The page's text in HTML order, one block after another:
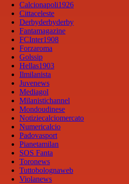
Calcionapoli1926
Cittaceleste
Derbyderbyderby
Fantamagazine
FCInter1908
Forzaroma
Golssip
Hellas1903
Ilmilanista
Juvenews
Mediagol
Milanistichannel
Mondoudinese
Notiziecalciomercato
Numericalcio
Padovasport
Pianetamilan
SOS Fanta
Toronews
Tuttobolognaweb
Violanews